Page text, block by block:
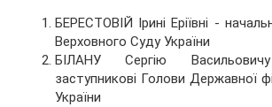
БЕРЕСТОВІЙ Ірині Еріївні -
Верховного Суду України
БІЛАНУ Сергію
заступникові Голови Державної
України